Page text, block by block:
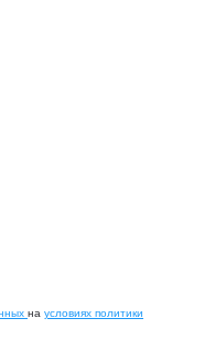
на условиях политики